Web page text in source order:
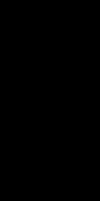
надежная, без
для оригинальных